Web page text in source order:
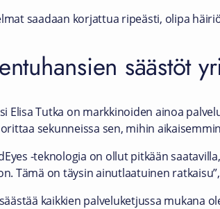
saadaan korjattua ripeästi, olipa
säästöt
Elisa Tutka on markkinoiden ainoa
sekunneissa sen, mihin
-teknologia on ollut pitkään
Tämä on täysin ainutlaatuinen
kaikkien palveluketjussa mukana